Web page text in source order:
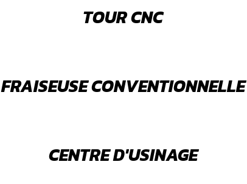
TOUR CNC
FRAISEUSE CONVENTIONNELLE
CENTRE D'USINAGE